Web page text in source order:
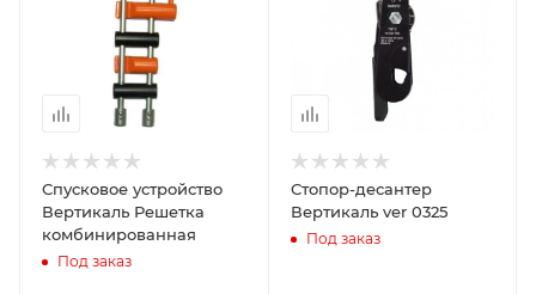
Спусковое устройство
Вертикаль Решетка
комбинированная
Под заказ
Стопор-десантер
Вертикаль ver 0325
Под заказ